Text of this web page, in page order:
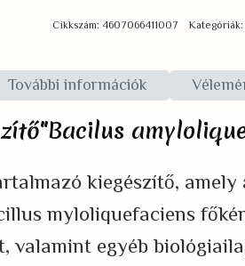
3.22
10
ml
(étrend-
kiegészítő)
mennyiség
Cikkszám: 4607066411007 Kategóriák:
További információk
kiegészítő,
myloliquefaciens
egyéb